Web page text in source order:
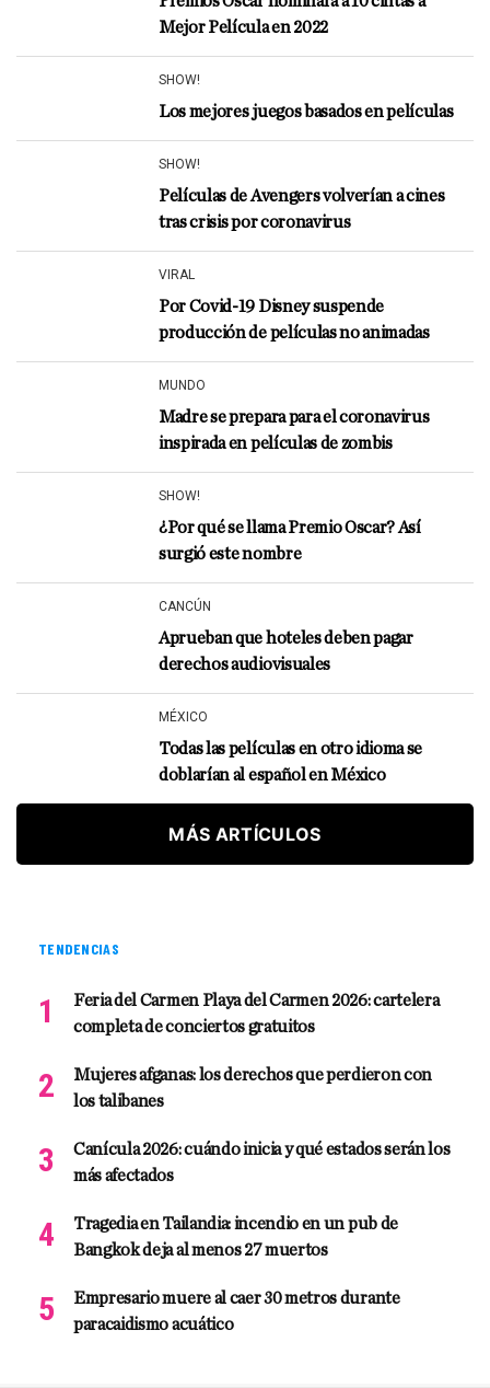
Mejor Película en 2022
SHOW!
Los mejores juegos basados en películas
SHOW!
Películas de Avengers volverían a cines
tras crisis por coronavirus
VIRAL
Por Covid-19 Disney suspende
producción de películas no animadas
MUNDO
Madre se prepara para el coronavirus
inspirada en películas de zombis
SHOW!
¿Por qué se llama Premio Oscar? Así
surgió este nombre
CANCÚN
Aprueban que hoteles deben pagar
derechos audiovisuales
MÉXICO
Todas las películas en otro idioma se
doblarían al español en México
MÁS ARTÍCULOS
TENDENCIAS
Feria del Carmen Playa del Carmen 2026: cartelera
completa de conciertos gratuitos
Mujeres afganas: los derechos que perdieron con
los talibanes
Canícula 2026: cuándo inicia y qué estados serán los
más afectados
Tragedia en Tailandia: incendio en un pub de
Bangkok deja al menos 27 muertos
Empresario muere al caer 30 metros durante
paracaidismo acuático